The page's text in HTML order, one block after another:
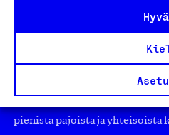
Olemme jäsentemme
työmarkkinajärjestöistä
pienistä pajoista ja yhteisöistä